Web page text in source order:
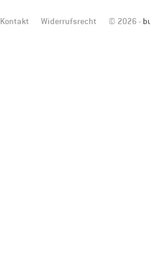
Kontakt Widerrufsrecht © 2026 -